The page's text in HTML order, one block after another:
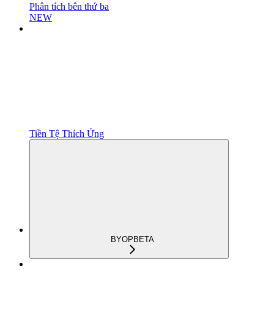
Phân tích bên thứ ba
NEW
Tiền Tệ Thích Ứng
BYOPBETA